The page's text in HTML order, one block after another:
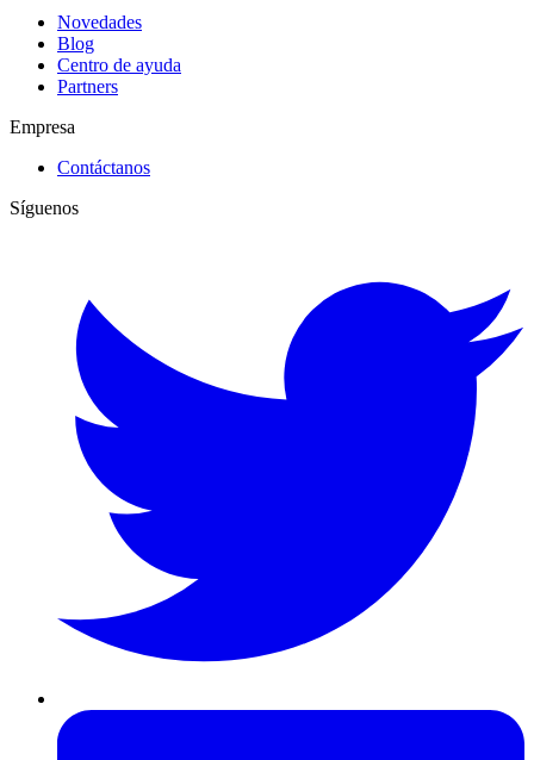
Novedades
Blog
Centro de ayuda
Partners
Empresa
Contáctanos
Síguenos